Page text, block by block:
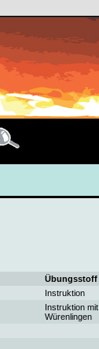
Übungsstoff
Instruktion
Instruktion mit
Würenlingen